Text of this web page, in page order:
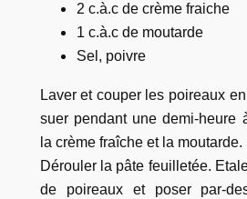
2 c.à.c de crème fraiche
1 c.à.c de moutarde
Sel, poivre
Laver et couper les poireaux
suer pendant une demi-heure
la crème fraîche et la
Dérouler la pâte feuilletée.
de poireaux et poser par-